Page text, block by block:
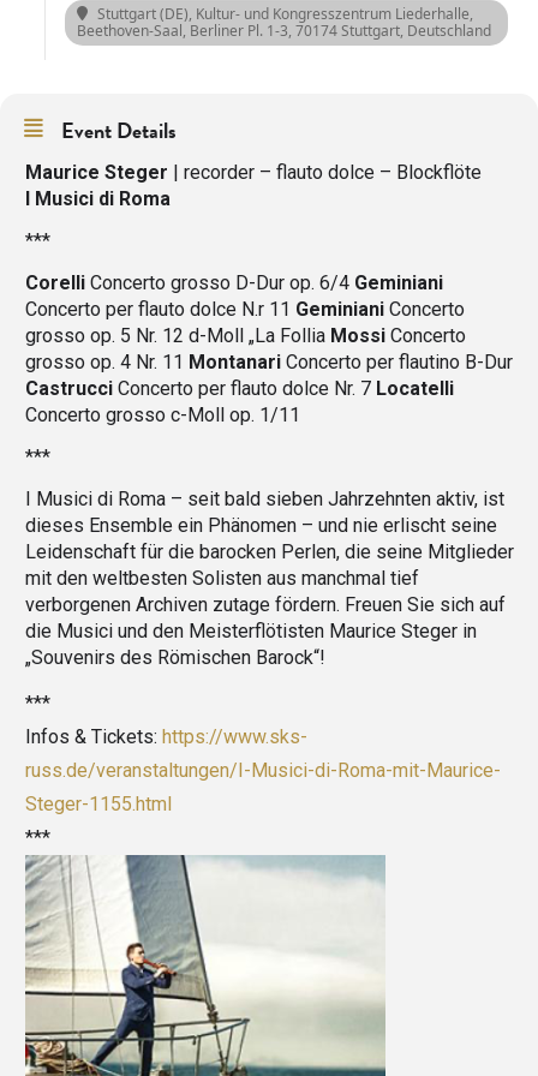
Stuttgart (DE), Kultur- und Kongresszentrum Liederhalle,
Beethoven-Saal, Berliner Pl. 1-3, 70174 Stuttgart, Deutschland
Event Details
Maurice Steger | recorder – flauto dolce – Blockflöte
I Musici di Roma
***
Corelli Concerto grosso D-Dur op. 6/4 Geminiani
Concerto per flauto dolce N.r 11 Geminiani Concerto
grosso op. 5 Nr. 12 d-Moll „La Follia Mossi Concerto
grosso op. 4 Nr. 11 Montanari Concerto per flautino B-Dur
Castrucci Concerto per flauto dolce Nr. 7 Locatelli
Concerto grosso c-Moll op. 1/11
***
I Musici di Roma – seit bald sieben Jahrzehnten aktiv, ist
dieses Ensemble ein Phänomen – und nie erlischt seine
Leidenschaft für die barocken Perlen, die seine Mitglieder
mit den weltbesten Solisten aus manchmal tief
verborgenen Archiven zutage fördern. Freuen Sie sich auf
die Musici und den Meisterflötisten Maurice Steger in
„Souvenirs des Römischen Barock“!
***
Infos & Tickets: https://www.sks-
russ.de/veranstaltungen/I-Musici-di-Roma-mit-Maurice-
Steger-1155.html
***